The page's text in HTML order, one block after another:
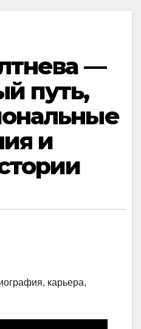
—
путь,
и